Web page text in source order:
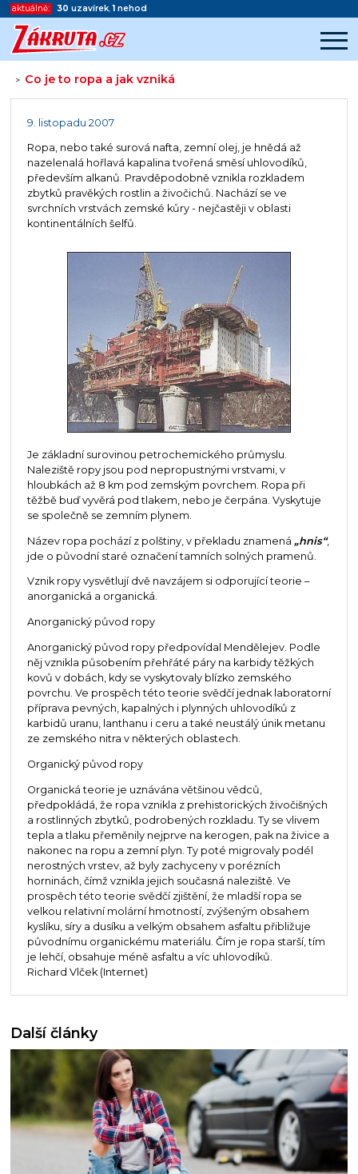
aktuálně: 30 uzavírek,1 nehod
> Co je to ropa a jak vzniká
Začátek reklamy
9. listopadu 2007
Ropa, nebo také surová nafta, zemní olej, je hnědá až
nazelenalá hořlavá kapalina tvořená směsí uhlovodíků,
především alkanů. Pravděpodobně vznikla rozkladem
zbytků pravěkých rostlin a živočichů. Nachází se ve
svrchních vrstvách zemské kůry - nejčastěji v oblasti
kontinentálních šelfů.
Je základní surovinou petrochemického průmyslu.
Naleziště ropy jsou pod nepropustnými vrstvami, v
hloubkách až 8 km pod zemským povrchem. Ropa při
těžbě buď vyvěrá pod tlakem, nebo je čerpána. Vyskytuje
se společně se zemním plynem.
Název ropa pochází z polštiny, v překladu znamená „hnis“,
jde o původní staré označení tamních solných pramenů.
Vznik ropy vysvětlují dvě navzájem si odporující teorie –
anorganická a organická.
Anorganický původ ropy
Anorganický původ ropy předpovídal Mendělejev. Podle
něj vznikla působením přehřáté páry na karbidy těžkých
kovů v dobách, kdy se vyskytovaly blízko zemského
povrchu. Ve prospěch této teorie svědčí jednak laboratorní
příprava pevných, kapalných i plynných uhlovodíků z
karbidů uranu, lanthanu i ceru a také neustálý únik metanu
ze zemského nitra v některých oblastech.
Organický původ ropy
Organická teorie je uznávána většinou vědců,
předpokládá, že ropa vznikla z prehistorických živočišných
a rostlinných zbytků, podrobených rozkladu. Ty se vlivem
tepla a tlaku přeměnily nejprve na kerogen, pak na živice a
nakonec na ropu a zemní plyn. Ty poté migrovaly podél
nerostných vrstev, až byly zachyceny v porézních
horninách, čímž vznikla jejich současná naleziště. Ve
prospěch této teorie svědčí zjištění, že mladší ropa se
velkou relativní molární hmotností, zvýšeným obsahem
kyslíku, síry a dusíku a velkým obsahem asfaltu přibližuje
původnímu organickému materiálu. Čím je ropa starší, tím
je lehčí, obsahuje méně asfaltu a víc uhlovodíků.
Richard Vlček (Internet)
Další články